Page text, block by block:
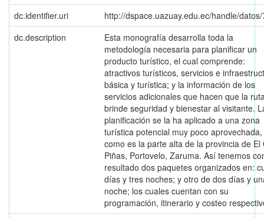
dc.identifier.uri
http://dspace.uazuay.edu.ec/handle/
dc.description
Esta monografía desarrolla toda la
metodología necesaria para planificar un
producto turístico, el cual comprende:
atractivos turísticos, servicios e
básica y turística; y la información de los
servicios adicionales que hacen que la
brinde seguridad y bienestar al visitante.
planificación se la ha aplicado a una zona
turística potencial muy poco aprovechada,
como es la parte alta de la provincia de El
Piñas, Portovelo, Zaruma. Así tenemos
resultado dos paquetes organizados en:
días y tres noches; y otro de dos días y
noche; los cuales cuentan con su
programación, itinerario y costeo